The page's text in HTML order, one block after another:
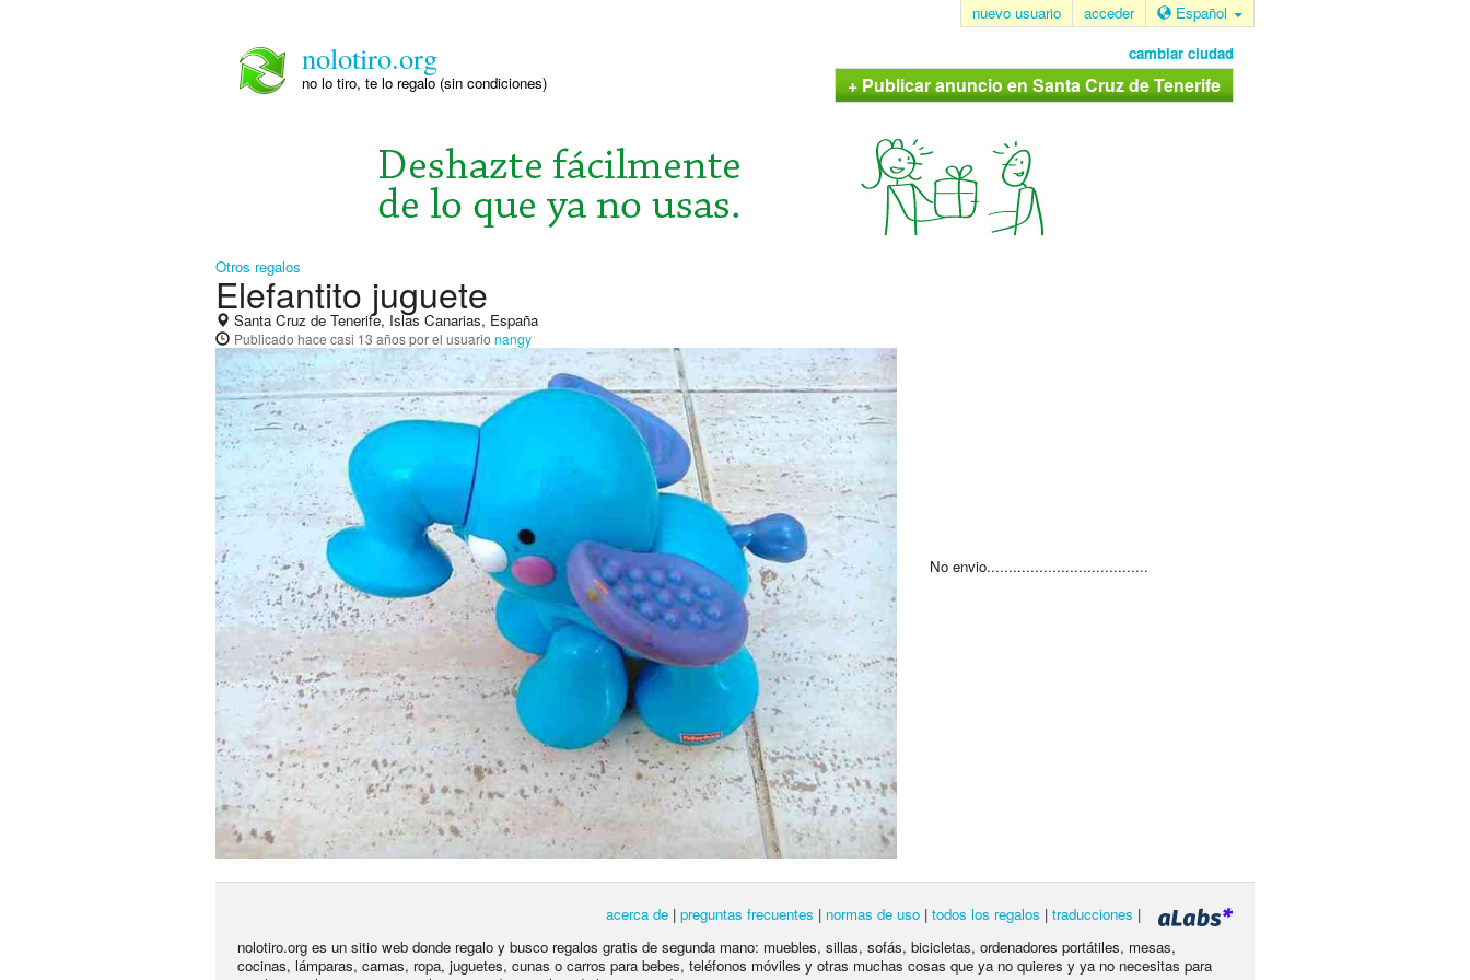
nuevo usuario acceder Español
nolotiro.org
no lo tiro, te lo regalo (sin condiciones)
cambiar ciudad
+ Publicar anuncio en Santa Cruz de Tenerife
Otros regalos
Elefantito juguete
Santa Cruz de Tenerife, Islas Canarias, España
Publicado hace casi 13 añospor el usuario nangy
No envio.....................................
acerca de | preguntas frecuentes | normas de uso | todos los regalos | traducciones |
nolotiro.org es un sitio web donde regalo y busco regalos gratis de segunda mano: muebles, sillas, sofás, bicicletas, ordenadores portátiles, mesas,
cocinas, lámparas, camas, ropa, juguetes, cunas o carros para bebes, teléfonos móviles y otras muchas cosas que ya no quieres y ya no necesitas para